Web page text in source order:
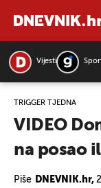
Vijesti
TRIGGER TJEDNA
VIDEO
na posao
Piše DNEVNIK.hr,
PRETRAŽITE